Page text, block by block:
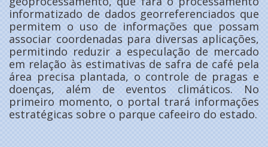
informatizado de dados georreferenciados que
permitem o uso de informações que possam
associar coordenadas para diversas aplicações,
permitindo reduzir a especulação de mercado
em relação às estimativas de safra de café pela
área precisa plantada, o controle de pragas e
doenças, além de eventos climáticos. No
primeiro momento, o portal trará informações
estratégicas sobre o parque cafeeiro do estado.